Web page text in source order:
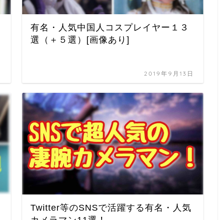
有名・人気中国人コスプレイヤー１３
選（＋５選）[画像あり]
2019年9月13日
Twitter等のSNSで活躍する有名・人気